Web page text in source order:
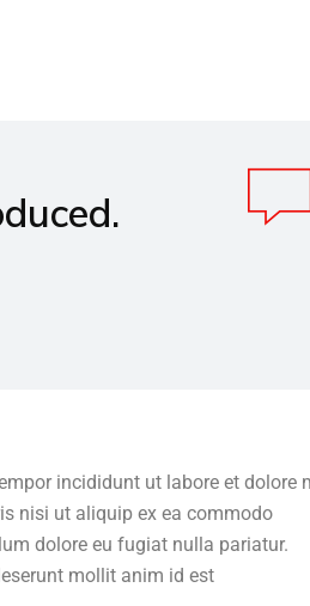
incididunt ut labore et dolore
nisi ut aliquip ex ea commodo
dolore eu fugiat nulla pariatur.
mollit anim id est